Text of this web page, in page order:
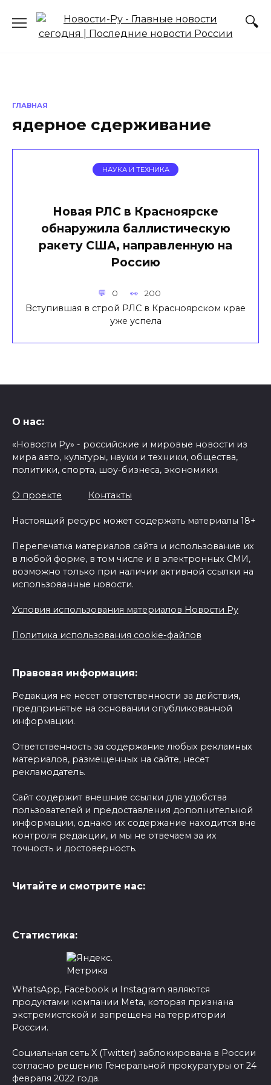
содержанию
ГЛАВНАЯ
ядерное сдерживание
НАУКА И ТЕХНИКА
Новая РЛС в Красноярске
обнаружила баллистическую
ракету США, направленную на
Россию
0 200
Вступившая в строй РЛС в Красноярском крае
уже успела
О нас:
«Новости Ру» - российские и мировые новости из
мира авто, культуры, науки и техники, общества,
политики, спорта, шоу-бизнеса, экономики.
О проекте Контакты
Настоящий ресурс может содержать материалы 18+
Перепечатка материалов сайта и использование их
в любой форме, в том числе и в электронных СМИ,
возможно только при наличии активной ссылки на
использованные новости.
Условия использования материалов Новости Ру
Политика использования cookie-файлов
Правовая информация:
Редакция не несет ответственности за действия,
предпринятые на основании опубликованной
информации.
Ответственность за содержание любых рекламных
материалов, размещенных на сайте, несет
рекламодатель.
Сайт содержит внешние ссылки для удобства
пользователей и предоставления дополнительной
информации, однако их содержание находится вне
контроля редакции, и мы не отвечаем за их
точность и достоверность.
Читайте и смотрите нас:
Статистика:
WhatsApp, Facebook и Instagram являются
продуктами компании Meta, которая признана
экстремистской и запрещена на территории
России.
Социальная сеть X (Twitter) заблокирована в России
согласно решению Генеральной прокуратуры от 24
февраля 2022 года.